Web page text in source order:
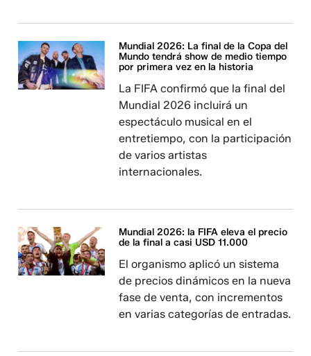
Mundial 2026: La final de la Copa del
Mundo tendrá show de medio tiempo
por primera vez en la historia
La FIFA confirmó que la final del
Mundial 2026 incluirá un
espectáculo musical en el
entretiempo, con la participación
de varios artistas
internacionales.
Mundial 2026: la FIFA eleva el precio
de la final a casi USD 11.000
El organismo aplicó un sistema
de precios dinámicos en la nueva
fase de venta, con incrementos
en varias categorías de entradas.